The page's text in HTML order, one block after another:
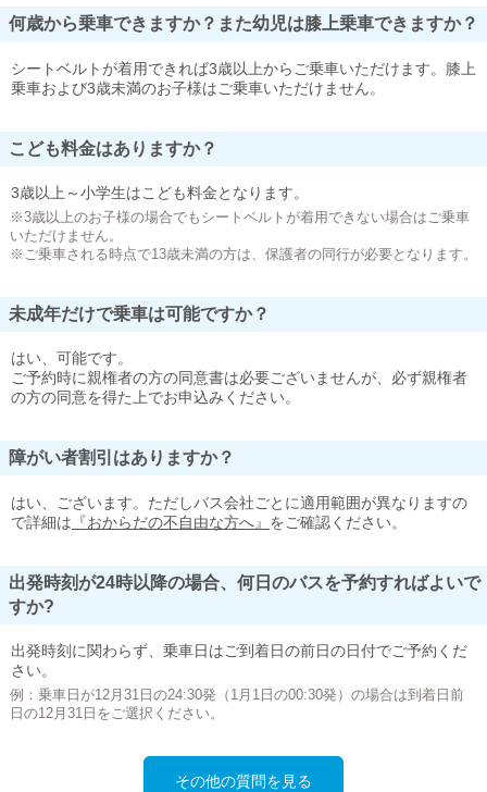
何歳から乗車できますか？また幼児は膝上乗車できますか？
シートベルトが着用できれば3歳以上からご乗車いただけます。膝上
乗車および3歳未満のお子様はご乗車いただけません。
こども料金はありますか？
3歳以上～小学生はこども料金となります。
※3歳以上のお子様の場合でもシートベルトが着用できない場合はご乗車
いただけません。
※ご乗車される時点で13歳未満の方は、保護者の同行が必要となります。
未成年だけで乗車は可能ですか？
はい、可能です。
ご予約時に親権者の方の同意書は必要ございませんが、必ず親権者
の方の同意を得た上でお申込みください。
障がい者割引はありますか？
はい、ございます。ただしバス会社ごとに適用範囲が異なりますの
で詳細は 『おからだの不自由な方へ』 をご確認ください。
出発時刻が24時以降の場合、何日のバスを予約すればよいで
すか?
出発時刻に関わらず、乗車日はご到着日の前日の日付でご予約くだ
さい。
例：乗車日が12月31日の24:30発（1月1日の00:30発）の場合は到着日前
日の12月31日をご選択ください。
その他の質問を見る